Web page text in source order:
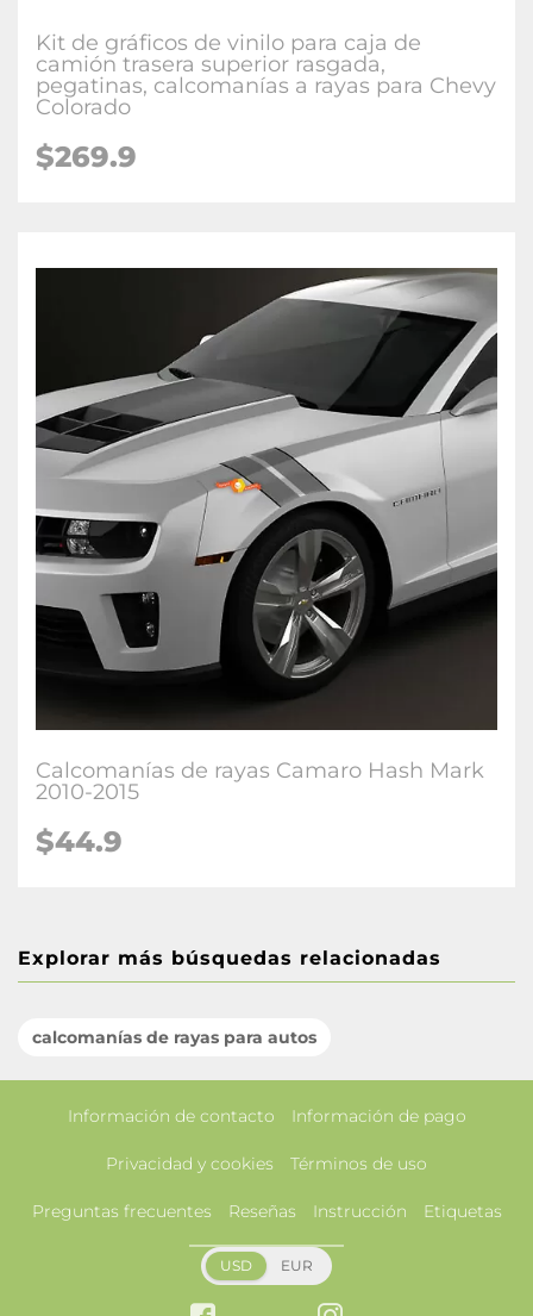
Kit de gráficos de vinilo para caja de
camión trasera superior rasgada,
pegatinas, calcomanías a rayas para Chevy
Colorado
$269.9
Calcomanías de rayas Camaro Hash Mark
2010-2015
$44.9
Explorar más búsquedas relacionadas
calcomanías de rayas para autos
Información de contacto Información de pago
Privacidad y cookies Términos de uso
Preguntas frecuentes Reseñas Instrucción Etiquetas
USD EUR